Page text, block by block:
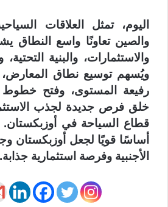
اليوم، تمثل العلاقات
والصين تعاونًا واسع النطاق
والاستثمارات، والبنية التحتية،
ويُسهم توسيع نطاق المعارض،
رفيعة المستوى، وفتح
خلق فرص جديدة لجذب
قطاع السياحة في
أساسًا قويًا لجعل أوزبكستان
الأجنبية وفرصة استثمارية جذابة.